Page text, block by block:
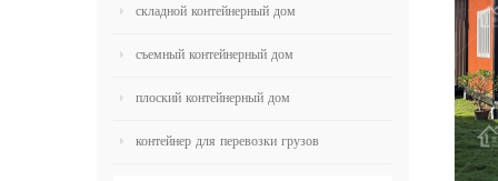
складной контейнерный дом
съемный контейнерный дом
плоский контейнерный дом
контейнер для перевозки грузов